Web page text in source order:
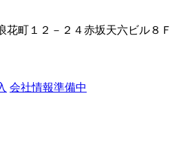
花町１２－２４赤坂天六ビル８Ｆ
会社情報準備中